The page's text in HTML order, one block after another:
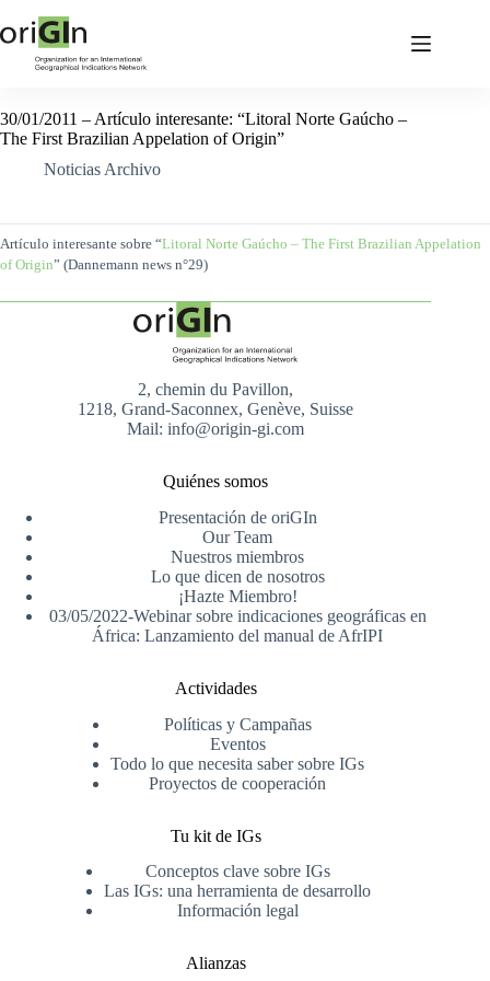
30/01/2011 – Artículo interesante: “Litoral Norte Gaúcho –
The First Brazilian Appelation of Origin”
Noticias Archivo
Artículo interesante sobre “Litoral Norte Gaúcho – The First Brazilian Appelation
of Origin” (Dannemann news n°29)
2, chemin du Pavillon,
1218, Grand-Saconnex, Genève, Suisse
Mail: info@origin-gi.com
Quiénes somos
Presentación de oriGIn
Our Team
Nuestros miembros
Lo que dicen de nosotros
¡Hazte Miembro!
03/05/2022-Webinar sobre indicaciones geográficas en
África: Lanzamiento del manual de AfrIPI
Actividades
Políticas y Campañas
Eventos
Todo lo que necesita saber sobre IGs
Proyectos de cooperación
Tu kit de IGs
Conceptos clave sobre IGs
Las IGs: una herramienta de desarrollo
Información legal
Alianzas